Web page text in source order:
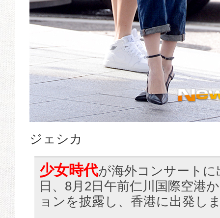
ジェシカ
少女時代が海外コンサート
日、8月2日午前仁川国際空港
ョンを披露し、香港に出発し